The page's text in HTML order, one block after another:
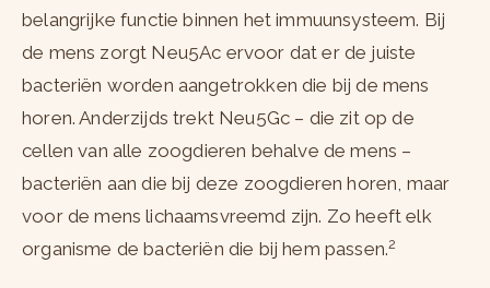
belangrijke functie binnen het immuunsysteem. Bij
de mens zorgt Neu5Ac ervoor dat er de juiste
bacteriën worden aangetrokken die bij de mens
horen. Anderzijds trekt Neu5Gc – die zit op de
cellen van alle zoogdieren behalve de mens –
bacteriën aan die bij deze zoogdieren horen, maar
voor de mens lichaamsvreemd zijn. Zo heeft elk
organisme de bacteriën die bij hem passen.2